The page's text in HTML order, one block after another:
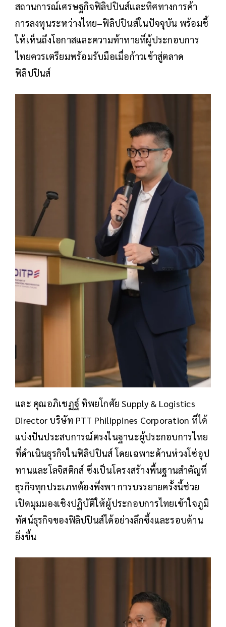
สถานการณ์เศรษฐกิจฟิลิปปินส์และทิศทางการค้า
การลงทุนระหว่างไทย–ฟิลิปปินส์ในปัจจุบัน พร้อมชี้
ให้เห็นถึงโอกาสและความท้าทายที่ผู้ประกอบการ
ไทยควรเตรียมพร้อมรับมือเมื่อก้าวเข้าสู่ตลาด
ฟิลิปปินส์
และ คุณอภิเชฏฐ์ ทิพยโกศัย Supply & Logistics
Director บริษัท PTT Philippines Corporation ที่ได้
แบ่งปันประสบการณ์ตรงในฐานะผู้ประกอบการไทย
ที่ดำเนินธุรกิจในฟิลิปปินส์ โดยเฉพาะด้านห่วงโซ่อุป
ทานและโลจิสติกส์ ซึ่งเป็นโครงสร้างพื้นฐานสำคัญที่
ธุรกิจทุกประเภทต้องพึ่งพา การบรรยายครั้งนี้ช่วย
เปิดมุมมองเชิงปฏิบัติให้ผู้ประกอบการไทยเข้าใจภูมิ
ทัศน์ธุรกิจของฟิลิปปินส์ได้อย่างลึกซึ้งและรอบด้าน
ยิ่งขึ้น